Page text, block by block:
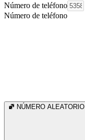
Número de teléfono
Número de teléfono
NÚMERO ALEATORIO